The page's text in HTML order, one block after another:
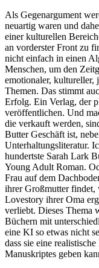
Als Gegenargument
neuartig waren und
einer kulturellen
an vorderster Front zu
nicht einfach in einen
Menschen, um den
emotionaler, kultureller,
Themen. Das stimmt
Erfolg. Ein Verlag, der
veröffentlichen. Und
die verkauft werden,
Butter Geschäft ist,
Unterhaltungsliteratur.
hundertste Sarah Lark
Young Adult Roman.
Frau auf dem
ihrer Großmutter findet,
Lovestory ihrer Oma
verliebt. Dieses Thema
Büchern mit
eine KI so etwas nicht
dass sie eine
Manuskriptes geben